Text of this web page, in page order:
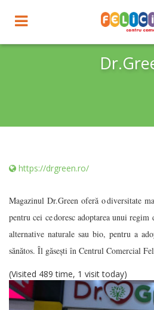
Toggle
navigation
https://drgreen.ro/
Magazinul Dr.Green oferă o diversitate
pentru cei ce doresc adoptarea unui regim
alternative naturale sau bio, pentru a
sănătos. Îl găsești în Centrul Comercial
(Visited 489 time, 1 visit today)